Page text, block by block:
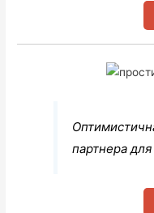
партнера